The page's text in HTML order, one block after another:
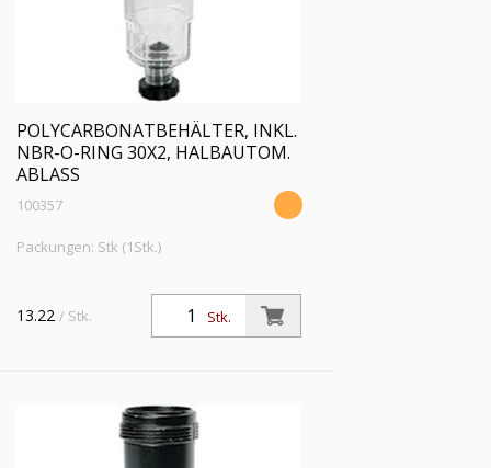
POLYCARBONATBEHÄLTER, INKL.
NBR-O-RING 30X2, HALBAUTOM.
ABLASS
100357
Packungen: Stk (1Stk.)
Stk.
13.22 / Stk.